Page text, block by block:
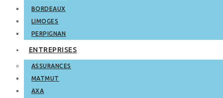
BORDEAUX
LIMOGES
PERPIGNAN
ENTREPRISES
ASSURANCES
MATMUT
AXA